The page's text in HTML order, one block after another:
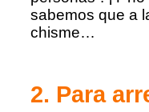
sabemos que a
chisme…
2. Para